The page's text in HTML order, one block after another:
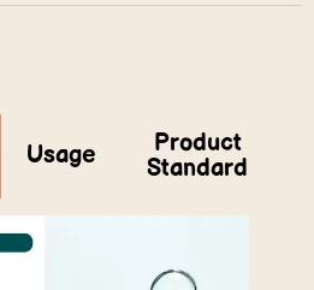
Usage
Product
Standard